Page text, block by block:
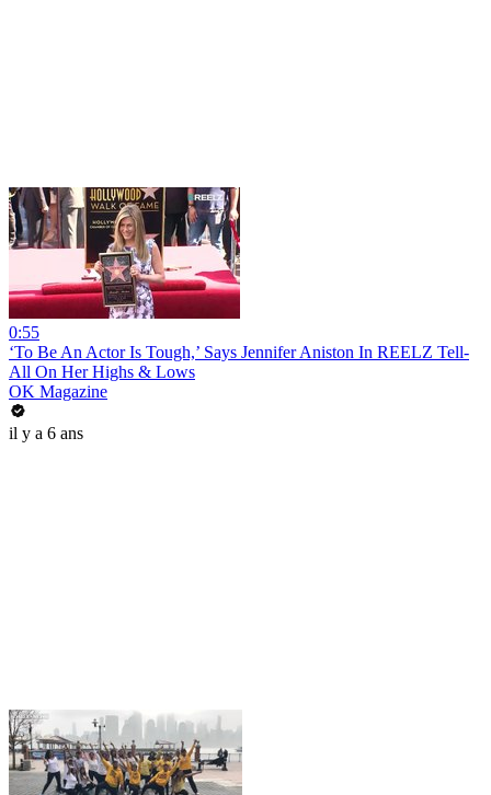
0:55
‘To Be An Actor Is Tough,’ Says Jennifer Aniston In REELZ Tell-
All On Her Highs & Lows
OK Magazine
il y a 6 ans